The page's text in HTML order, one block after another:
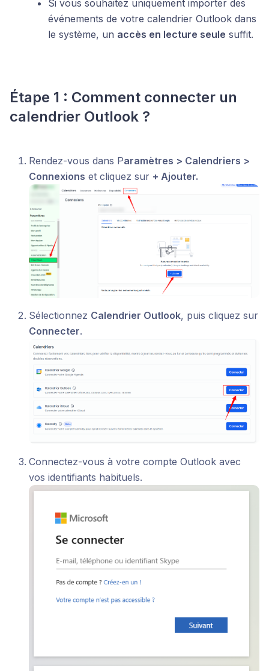
Si vous souhaitez uniquement importer des
événements de votre calendrier Outlook dans
le système, un accès en lecture seule suffit.
Étape 1 : Comment connecter un
calendrier Outlook ?
Rendez-vous dans Paramètres > Calendriers >
Connexions et cliquez sur + Ajouter.
Sélectionnez Calendrier Outlook, puis cliquez sur
Connecter.
Connectez-vous à votre compte Outlook avec
vos identifiants habituels.